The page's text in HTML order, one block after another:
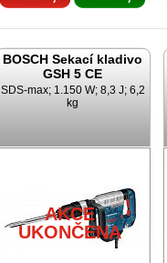
BOSCH Sekací kladivo
GSH 5 CE
SDS-max; 1.150 W; 8,3 J; 6,2
kg
AKCE
UKONČENA